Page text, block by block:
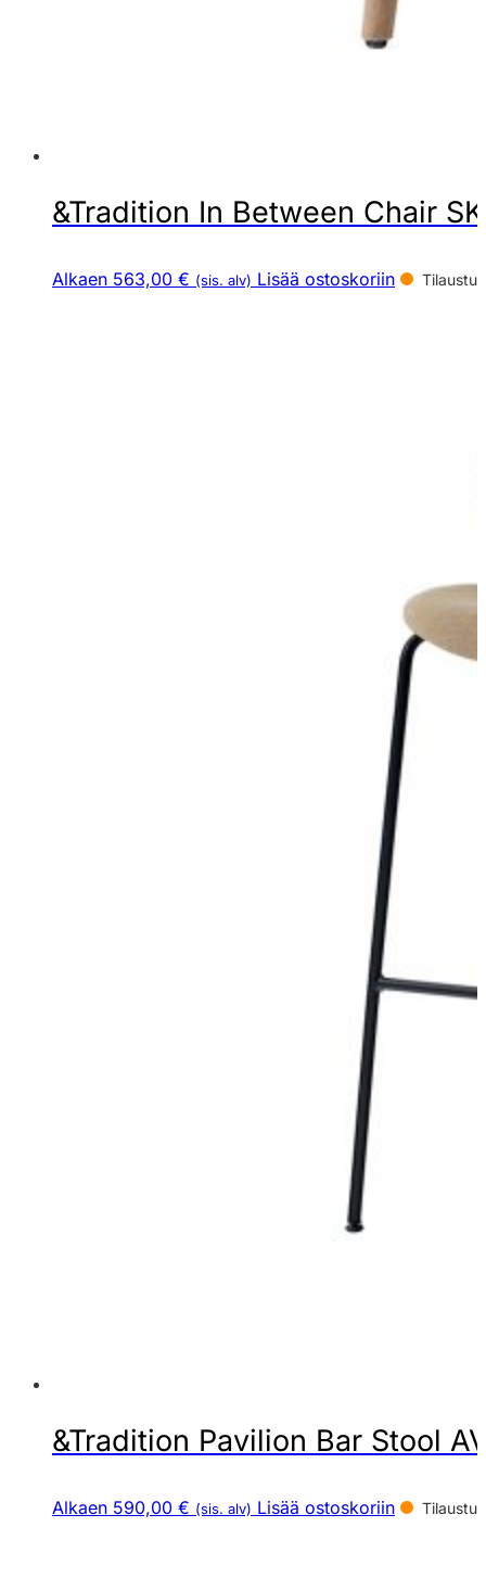
&Tradition In Between Chair
Alkaen 563,00 € (sis. alv) Lisää ostoskoriin
&Tradition Pavilion Bar Stool
Alkaen 590,00 € (sis. alv) Lisää ostoskoriin